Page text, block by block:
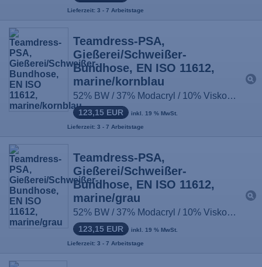
Lieferzeit: 3 - 7 Arbeitstage
Teamdress-PSA,
Gießerei/Schweißer-
Bundhose, EN ISO 11612,
marine/kornblau
52% BW / 37% Modacryl / 10% Viskose / 1% antist. Fasern, ca. 430g/m², Größe: 44-66, 90-114, 22-33
123,15 EUR inkl. 19 % MwSt.
Lieferzeit: 3 - 7 Arbeitstage
Teamdress-PSA,
Gießerei/Schweißer-
Bundhose, EN ISO 11612,
marine/grau
52% BW / 37% Modacryl / 10% Viskose / 1% antist. Fasern, ca. 430g/m², Größe: 44-66, 90-114, 22-33
123,15 EUR inkl. 19 % MwSt.
Lieferzeit: 3 - 7 Arbeitstage